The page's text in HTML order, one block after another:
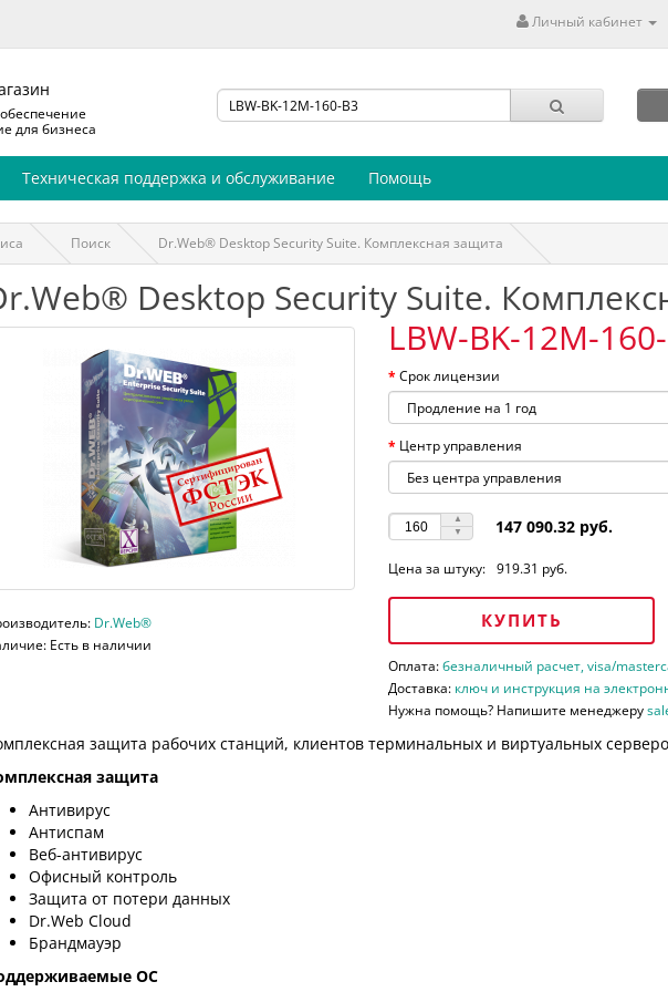
Личный кабинет
для бизнеса
Техническая поддержка и обслуживание Помощь
Поиск Dr.Web® Desktop Security Suite. Комплексная защита
Desktop Security Suite.
Dr.Web®
Есть в наличии
LBW-BK-12M-
Срок лицензии
Центр управления
147 090.32 руб.
Цена за штуку: 919.31 руб.
КУПИТЬ
Оплата:безналичный расчет, visa/
Доставка: ключ и инструкция на
Нужна помощь? Напишите менеджеру
защита рабочих станций, клиентов терминальных и виртуальных
защита
Антивирус
Антиспам
Веб-антивирус
Офисный контроль
Защита от потери данных
Dr.Web Cloud
Брандмауэр
ОС